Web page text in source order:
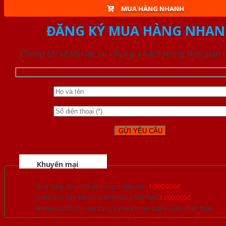
MUA HÀNG NHANH
ĐĂNG KÝ MUA HÀNG
Chúng tôi sẽ liên lạc lại với quý khách trong thời gian
Khuyến mại
Quà tặng đồ nội thất trang trí lên đến 1.000.000đ
Giảm trực tiếp khi mua đơn hàng lớn hơn 3.000.000đ
Nhiều ưu đãi lớn khi đăng ký tài khoản thành viên thân thiết